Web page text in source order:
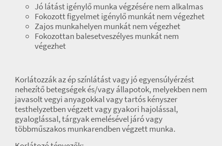
Jó látást igénylő munka végzésére nem alkalmas
Fokozott figyelmet igénylő munkát nem végezhet
Zajos munkahelyen munkát nem végezhet
Fokozottan balesetveszélyes munkát nem
végezhet
Korlátozzák az ép színlátást vagy jó egyensúlyérzést
nehezítő betegségek és/vagy állapotok, melyekben nem
javasolt vegyi anyagokkal vagy tartós kényszer
testhelyzetben végzett vagy gyakori hajolással,
gyaloglással, tárgyak emelésével járó vagy
többműszakos munkarendben végzett munka.